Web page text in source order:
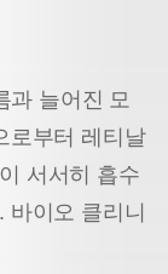
과 늘어진 모
로부터 레티날
서서히 흡수
바이오 클리니